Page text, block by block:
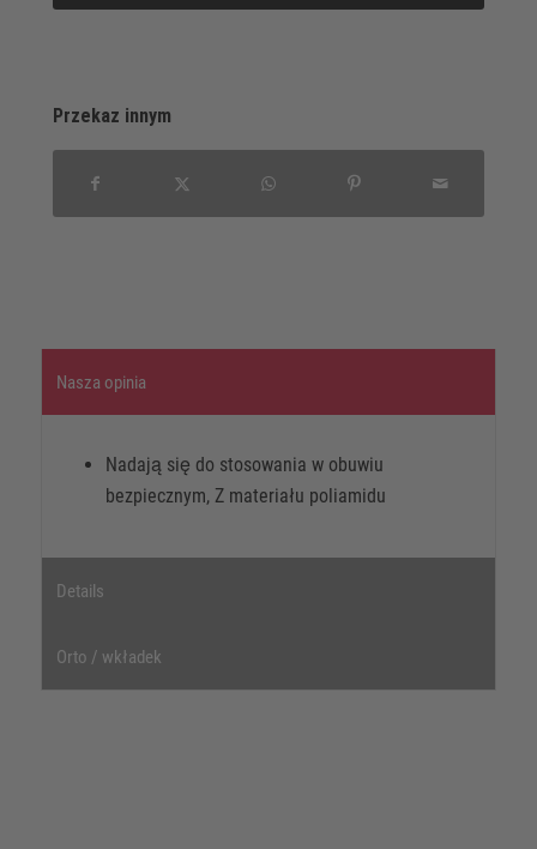
Przekaz innym
Nasza opinia
Nadają się do stosowania w obuwiu
bezpiecznym, Z materiału poliamidu
Details
Orto / wkładek